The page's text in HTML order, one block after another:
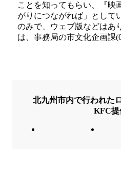
ことを知ってもらい、『映
がりにつながれば」として
のみで、ウェブ版などはあ
は、事務局の市文化企画課
北九州市内で行われた
KFC提